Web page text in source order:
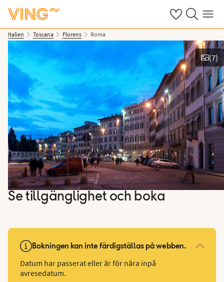
Se dinaSök på ving.se
Meny
Italien Toscana Florens Roma
Se bilder
(7)
Se tillgänglighet och boka
Bokningen kan inte färdigställas på webben.
Datum har passerat eller är för nära inpå
avresedatum.